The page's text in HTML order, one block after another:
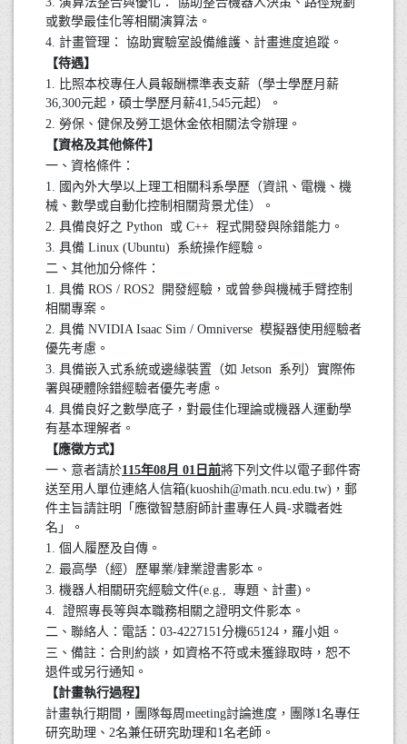
或數學最佳化等相關演算法。
4. 計畫管理： 協助實驗室設備維護、計畫進度追蹤。
【待遇】
1. 比照本校專任人員報酬標準表支薪（學士學歷月薪
36,300元起，碩士學歷月薪41,545元起）。
2. 勞保、健保及勞工退休金依相關法令辦理。
【資格及其他條件】
一、資格條件：
1. 國內外大學以上理工相關科系學歷（資訊、電機、機
械、數學或自動化控制相關背景尤佳）。
2. 具備良好之 Python 或 C++ 程式開發與除錯能力。
3. 具備 Linux (Ubuntu) 系統操作經驗。
二、其他加分條件：
1. 具備 ROS / ROS2 開發經驗，或曾參與機械手臂控制
相關專案。
2. 具備 NVIDIA Isaac Sim / Omniverse 模擬器使用經驗者
優先考慮。
3. 具備嵌入式系統或邊緣裝置（如 Jetson 系列）實際佈
署與硬體除錯經驗者優先考慮。
4. 具備良好之數學底子，對最佳化理論或機器人運動學
有基本理解者。
【應徵方式】
一、意者請於115年08月 01日前將下列文件以電子郵件寄
送至用人單位連絡人信箱(kuoshih@math.ncu.edu.tw)，郵
件主旨請註明「應徵智慧廚師計畫專任人員-求職者姓
名」。
1. 個人履歷及自傳。
2. 最高學（經）歷畢業/肄業證書影本。
3. 機器人相關研究經驗文件(e.g., 專題、計畫)。
4. 證照專長等與本職務相關之證明文件影本。
二、聯絡人：電話：03-4227151分機65124，羅小姐。
三、備註：合則約談，如資格不符或未獲錄取時，恕不
退件或另行通知。
【計畫執行過程】
計畫執行期間，團隊每周meeting討論進度，團隊1名專任
研究助理、2名兼任研究助理和1名老師。